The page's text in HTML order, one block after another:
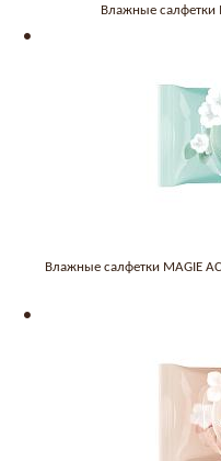
Влажные салфетки
Влажные салфетки MAGIE